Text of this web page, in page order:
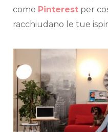
come Pinterest per
racchiudano le tue